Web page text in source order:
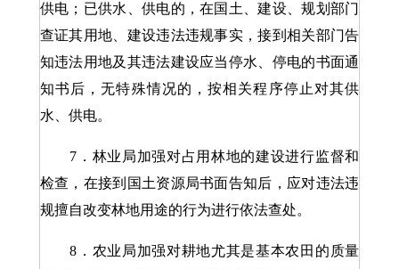
供电；已供水、供电的，在国土、建设、规划部门
查证其用地、建设违法违规事实，接到相关部门告
知违法用地及其违法建设应当停水、停电的书面通
知书后，无特殊情况的，按相关程序停止对其供
水、供电。
7．林业局加强对占用林地的建设进行监督和
检查，在接到国土资源局书面告知后，应对违法违
规擅自改变林地用途的行为进行依法查处。
8．农业局加强对耕地尤其是基本农田的质量